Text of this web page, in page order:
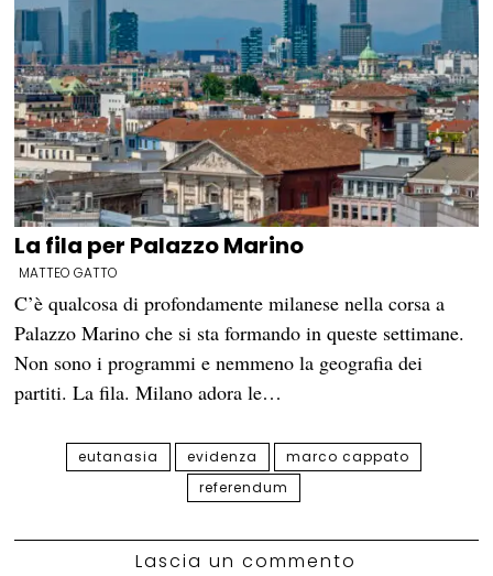
La fila per Palazzo Marino
MATTEO GATTO
C’è qualcosa di profondamente milanese nella corsa a
Palazzo Marino che si sta formando in queste settimane.
Non sono i programmi e nemmeno la geografia dei
partiti. La fila. Milano adora le…
eutanasia evidenza
marco cappato
referendum
Lascia un commento